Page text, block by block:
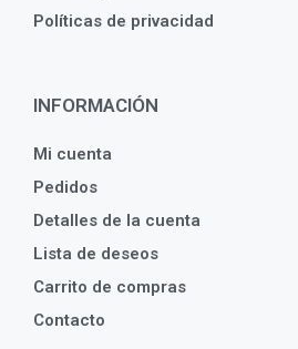
Políticas de privacidad
INFORMACIÓN
Mi cuenta
Pedidos
Detalles de la cuenta
Lista de deseos
Carrito de compras
Contacto